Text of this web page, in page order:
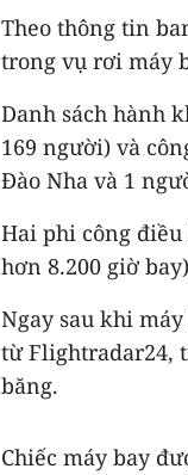
Theo thông tin
trong vụ rơi máy
Danh sách hành
169 người) và
Đào Nha và 1
Hai phi công
hơn 8.200 giờ
Ngay sau khi
từ Flightradar24,
băng.
Chiếc máy bay